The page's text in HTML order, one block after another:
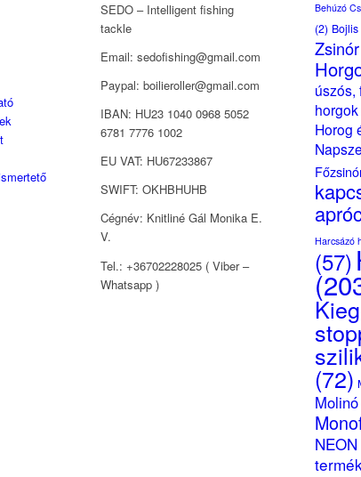
SEDO – Intelligent fishing
tackle
Email: sedofishing@gmail.com
Paypal: boilieroller@gmail.com
IBAN: HU23 1040 0968 5052
6781 7776 1002
EU VAT: HU67233867
SWIFT: OKHBHUHB
Cégnév: Knitliné Gál Monika E.
V.
Tel.: +36702228025 ( Viber –
Whatsapp )
Behúzó
(2)
Zsinór
úszós,
horgok
Horog
Harcsázó
(57)
(72)